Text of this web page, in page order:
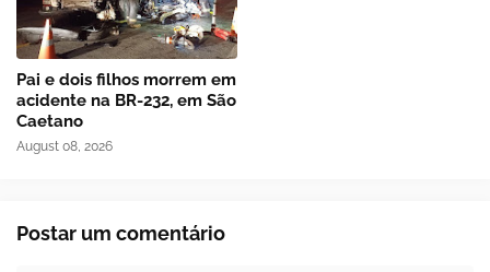
Pai e dois filhos morrem em
acidente na BR-232, em São
Caetano
August 08, 2026
Postar um comentário